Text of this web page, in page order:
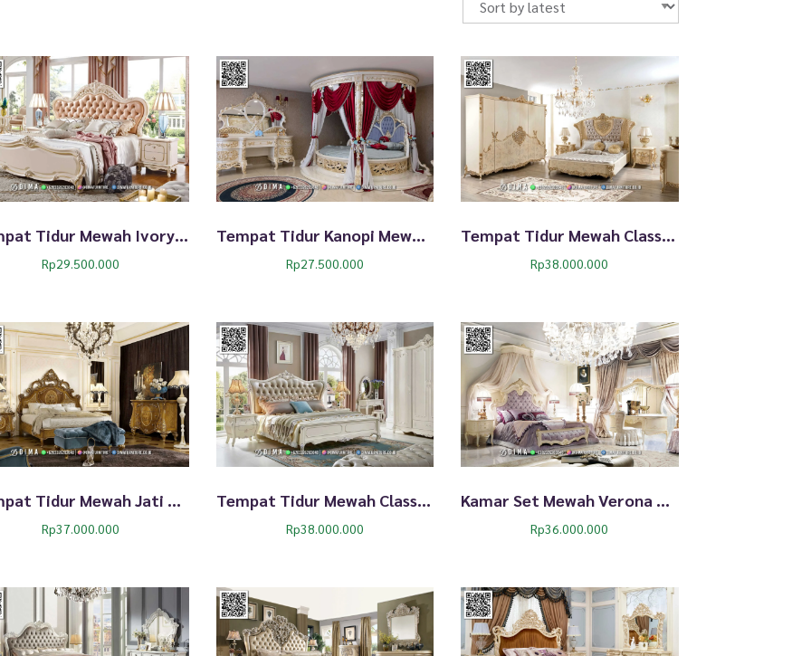
Tempat Tidur Mewah Ivory Gianna Garansi Resmi 297TTJ
Rp29.500.000
Tempat Tidur Kanopi Mewah Harga Spesial 296TTJ
Rp27.500.000
Tempat Tidur Mewah Classic Fronie Gold Premium 295TTJ
Rp38.000.000
Tempat Tidur Mewah Jati Ukiran Luxury Set 293TTJ
Rp37.000.000
Tempat Tidur Mewah Classic Royal Ivory Exclusive 292TTJ
Rp38.000.000
Kamar Set Mewah Verona Princess Room Beautiful 291TTJ
Rp36.000.000